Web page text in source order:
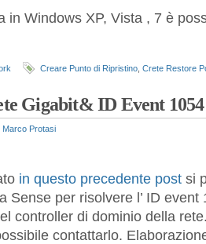
in Windows XP, Vista , 7 è
Creare Punto di Ripristino Crete Restore
Gigabit& ID Event
Marco Protasi
in questo precedente post si
Sense per risolvere l’ ID event
controller di dominio della
contattarlo.